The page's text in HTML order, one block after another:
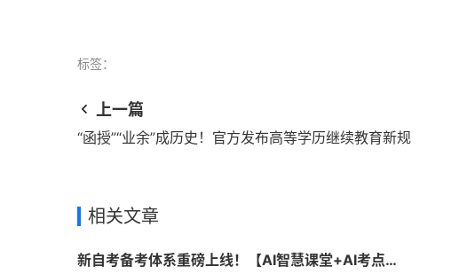
标签：
上一篇
“函授”“业余”成历史！官方发布高等学历继续教育新规
相关文章
新自考备考体系重磅上线！【AI智慧课堂+AI考点精准学】豪华班型组合